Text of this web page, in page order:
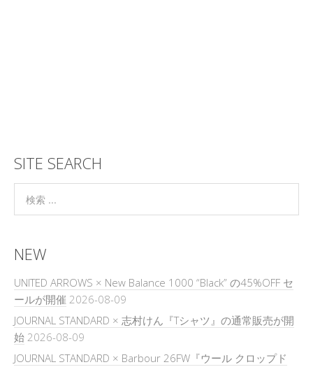
SITE SEARCH
NEW
UNITED ARROWS × New Balance 1000 “Black” の45%OFF セ
ールが開催 2026-08-09
JOURNAL STANDARD × 志村けん『Tシャツ』の通常販売が開
始 2026-08-09
JOURNAL STANDARD × Barbour 26FW『ウール クロップド